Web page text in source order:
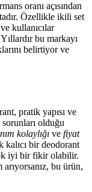
oranı açısından
Özellikle ikili set
kullanıcılar
bu markayı
belirtiyor ve
pratik yapısı ve
olduğu
kolaylığı ve fiyat
bir deodorant
iyi bir fikir olabilir.
bu ürün,